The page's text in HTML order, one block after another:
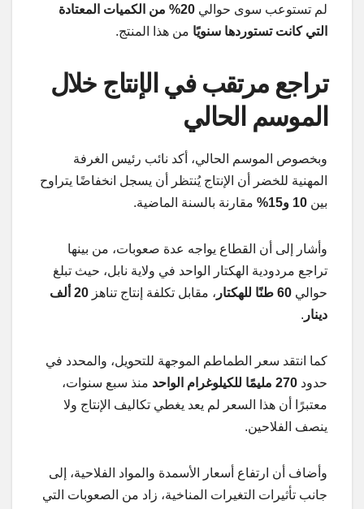
لم تستوعب سوى حوالي
20% من الكميات المعتادة
التي كانت تستوردها سنويًا من هذا المنتج.
تراجع مرتقب في الإنتاج خلال
الموسم الحالي
وبخصوص الموسم الحالي، أكد نائب رئيس الغرفة
المهنية للخضر أن الإنتاج يُنتظر أن يسجل انخفاضًا يتراوح
بين 10 و15% مقارنة بالسنة الماضية.
وأشار إلى أن القطاع يواجه عدة صعوبات، من بينها
تراجع مردودية الهكتار الواحد في ولاية نابل، حيث تبلغ
حوالي 60 طنًا للهكتار ، مقابل تكلفة إنتاج تناهز
20 ألف
دينار .
كما انتقد سعر الطماطم الموجهة للتحويل، والمحدد في
حدود 270 مليمًا للكيلوغرام الواحد
منذ سبع سنوات،
معتبرًا أن هذا السعر لم يعد يغطي تكاليف الإنتاج ولا
ينصف الفلاحين.
وأضاف أن ارتفاع أسعار الأسمدة والمواد الفلاحية، إلى
جانب تأثيرات التغيرات المناخية، زاد من الصعوبات التي